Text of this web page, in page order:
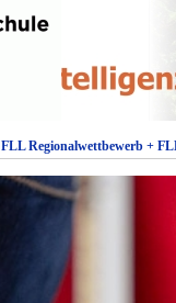
FLL Regionalwettbewerb +